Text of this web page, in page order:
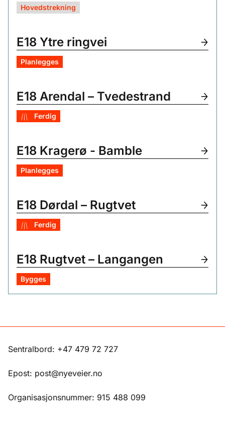
Hovedstrekning
E18 Ytre ringvei
Planlegges
E18 Arendal – Tvedestrand
Ferdig
E18 Kragerø - Bamble
Planlegges
E18 Dørdal – Rugtvet
Ferdig
E18 Rugtvet – Langangen
Bygges
Sentralbord: +47 479 72 727
Epost: post@nyeveier.no
Organisasjonsnummer: 915 488 099